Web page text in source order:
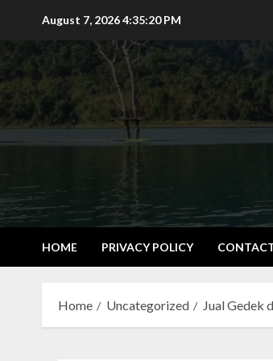
content
August 7, 20264:35:21 PM
HOME PRIVACY POLICY
Home Uncategorized Jual Gedek